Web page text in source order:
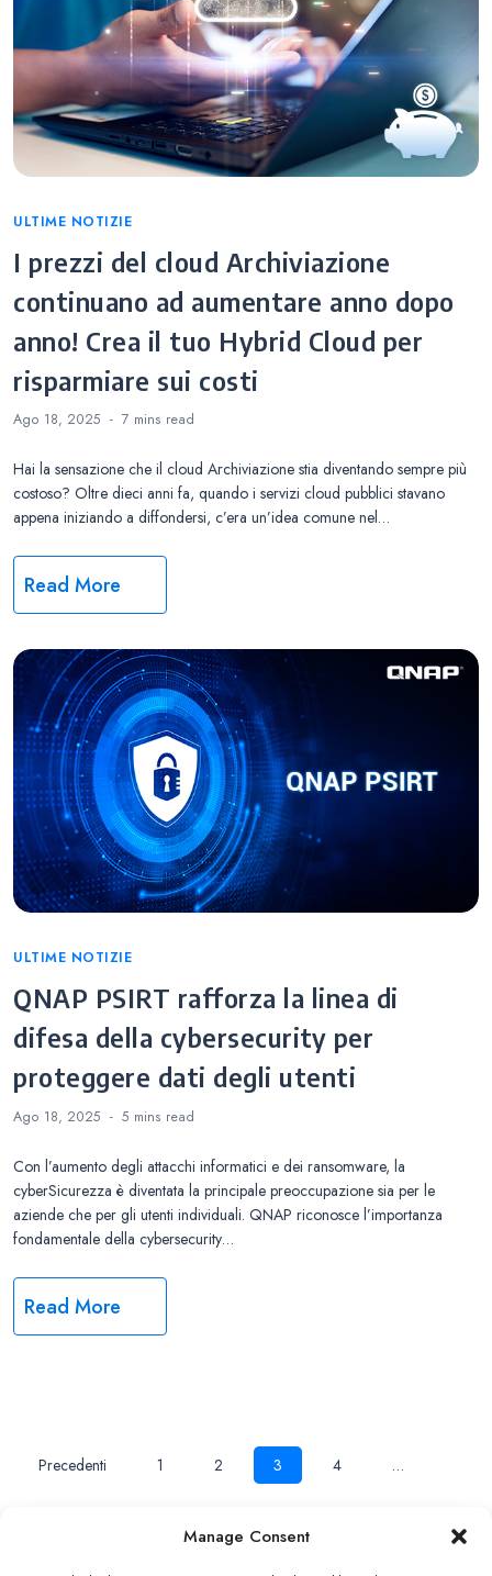
Manage Consent
Categories
ULTIME NOTIZIE
I prezzi del cloud Archiviazione
continuano ad aumentare anno dopo
anno! Crea il tuo Hybrid Cloud per
risparmiare sui costi
Ago 18, 2025 7 mins read
Hai la sensazione che il cloud Archiviazione stia diventando sempre più
costoso? Oltre dieci anni fa, quando i servizi cloud pubblici stavano
appena iniziando a diffondersi, c’era un’idea comune nel…
Read More
Categories
ULTIME NOTIZIE
QNAP PSIRT rafforza la linea di
difesa della cybersecurity per
proteggere dati degli utenti
Ago 18, 2025 5 mins read
Con l’aumento degli attacchi informatici e dei ransomware, la
cyberSicurezza è diventata la principale preoccupazione sia per le
aziende che per gli utenti individuali. QNAP riconosce l’importanza
fondamentale della cybersecurity…
Read More
Navigazione
Precedenti 1 2 3 4 …